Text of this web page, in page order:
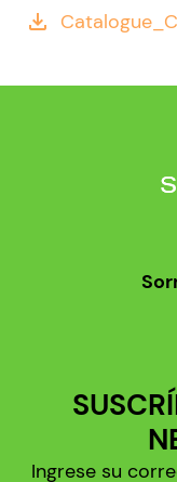
file_download
Ingrese su